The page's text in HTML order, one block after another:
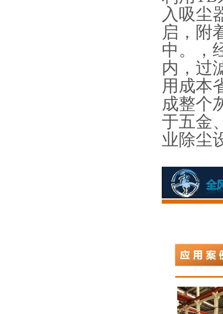
入吸尘
启，附
中。，
内，过
用成本
成整个
于五金
业除尘